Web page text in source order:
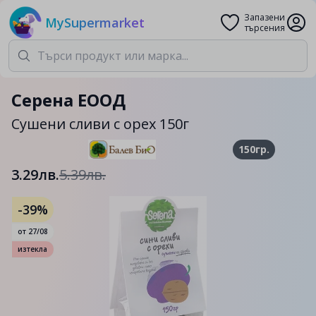
MySupermarket
Запазени
търсения
Серена ЕООД
Сушени сливи с орех 150г
150гр.
3.29лв.5.39лв.
-39%
от 27/08
изтекла